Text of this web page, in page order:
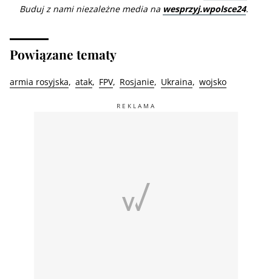
Buduj z nami niezależne media na wesprzyj.wpolsce24.
Powiązane tematy
armia rosyjska atak FPV Rosjanie Ukraina wojsko